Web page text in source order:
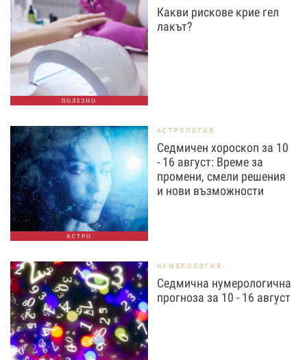
ПОЛЕЗНО
Какви рискове крие гел
лакът?
АСТРО
АСТРОЛОГИЯ
Седмичен хороскоп за 10
- 16 август: Време за
промени, смели решения
и нови възможности
НУМЕРОЛОГИЯ
Седмична нумерологична
прогноза за 10 - 16 август